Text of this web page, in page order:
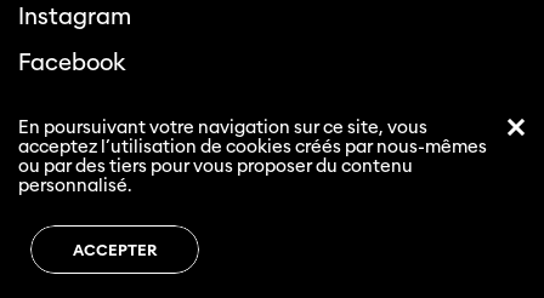
Instagram
Facebook
Youtube
En poursuivant votre navigation sur ce site, vous
acceptez l’utilisation de cookies créés par nous-mêmes
ou par des tiers pour vous proposer du contenu
personnalisé.
ACCEPTER